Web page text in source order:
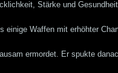
Stärke und
einige Waffen mit erhöhter
ermordet. Er spukte